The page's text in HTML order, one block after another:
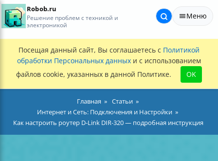
Robob.ru
Решение проблем с техникой и
электроникой
Меню
Посещая данный сайт, Вы соглашаетесь с Политикой
обработки Персональных данных и с использованием
файлов cookie, указанных в данной Политике.
OK
Главная
Статьи
Интернет и Сеть: Подключения и Настройки
Как настроить роутер D-Link DIR-320 — подробная инструкция